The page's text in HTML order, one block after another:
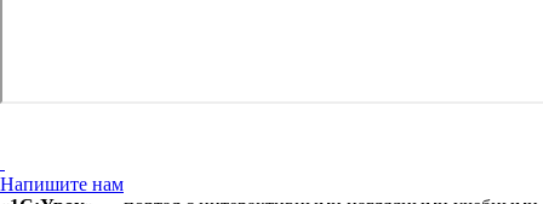
Напишите нам